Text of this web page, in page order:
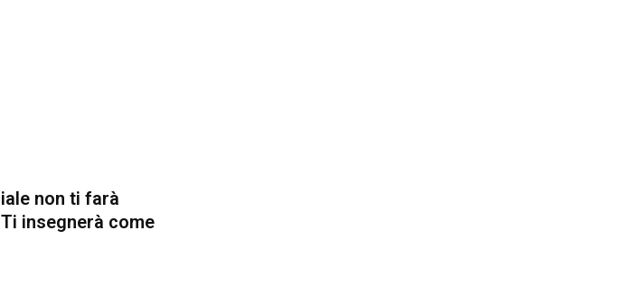
non ti farà
insegnerà come